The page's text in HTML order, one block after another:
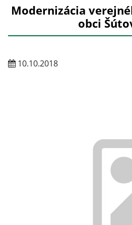
Modernizácia
obci
10.10.2018